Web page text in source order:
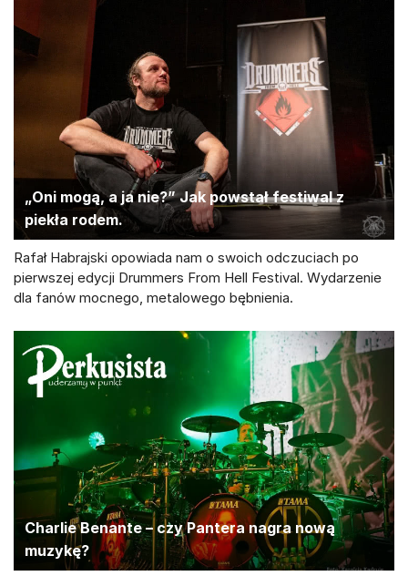
„Oni mogą, a ja nie?” Jak powstał festiwal z
piekła rodem.
Rafał Habrajski opowiada nam o swoich odczuciach po
pierwszej edycji Drummers From Hell Festival. Wydarzenie
dla fanów mocnego, metalowego bębnienia.
Charlie Benante – czy Pantera nagra nową
muzykę?